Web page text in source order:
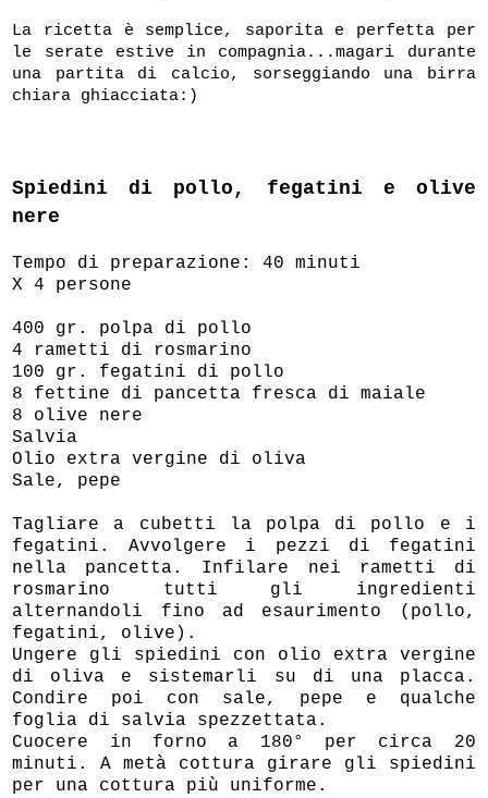
La ricetta è semplice, saporita e perfetta per
le serate estive in compagnia...magari durante
una partita di calcio, sorseggiando una birra
chiara ghiacciata:)
Spiedini di pollo, fegatini e olive
nere
Tempo di preparazione: 40 minuti
X 4 persone
400 gr. polpa di pollo
4 rametti di rosmarino
100 gr. fegatini di pollo
8 fettine di pancetta fresca di maiale
8 olive nere
Salvia
Olio extra vergine di oliva
Sale, pepe
Tagliare a cubetti la polpa di pollo e i
fegatini. Avvolgere i pezzi di fegatini
nella pancetta. Infilare nei rametti di
rosmarino tutti gli ingredienti
alternandoli fino ad esaurimento (pollo,
fegatini, olive).
Ungere gli spiedini con olio extra vergine
di oliva e sistemarli su di una placca.
Condire poi con sale, pepe e qualche
foglia di salvia spezzettata.
Cuocere in forno a 180° per circa 20
minuti. A metà cottura girare gli spiedini
per una cottura più uniforme.